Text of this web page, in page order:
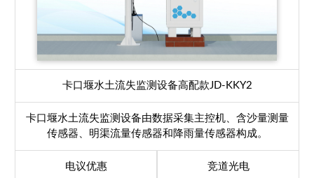
卡口堰水土流失监测设备高配款JD-KKY2
卡口堰水土流失监测设备由数据采集主控机、含沙量测量
传感器、明渠流量传感器和降雨量传感器构成。
电议优惠 竞道光电